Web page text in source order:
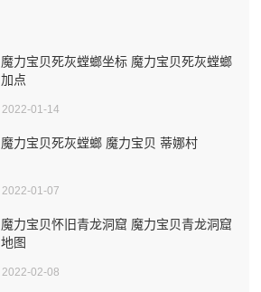
魔力宝贝死灰螳螂坐标 魔力宝贝死灰螳螂
加点
2022-01-14
魔力宝贝死灰螳螂 魔力宝贝 蒂娜村
2022-01-07
魔力宝贝怀旧青龙洞窟 魔力宝贝青龙洞窟
地图
2022-02-08